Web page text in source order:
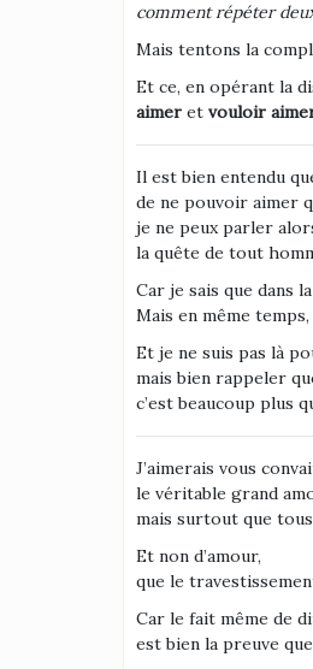
comment répéter
Mais tentons la
Et ce, en opérant la
aimer et vouloir
Il est bien entendu
de ne pouvoir aimer
je ne peux parler
la quête de tout
Car je sais que dans
Mais en même
Et je ne suis pas là
mais bien rappeler
c’est beaucoup plus
J’aimerais vous
le véritable grand
mais surtout que
Et non d’amour,
que le
Car le fait même de
est bien la preuve